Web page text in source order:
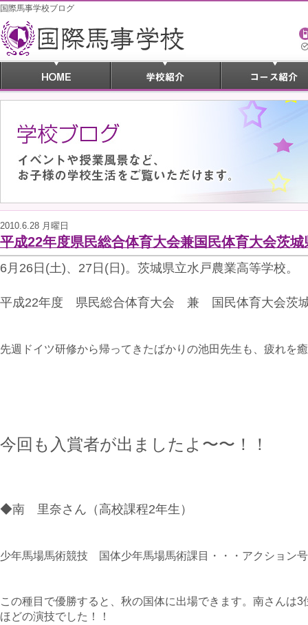
国際馬事学校ブログ
2010.6.28 月曜日
平成22年度県民総合体育大会兼国民体育大会茨
6月26日(土)、27日(日)。茨城県立水戸農業高等学校。
平成22年度 県民総合体育大会 兼 国民体育大会茨城
先週ドイツ研修から帰ってきたばかりの池田先生も、疲れを
今回も入賞者が出ましたよ〜〜！！
◆南 里奈さん（高校課程2年生）
少年馬場馬術競技 国体少年馬場馬術課目・・・アクショ
この種目で優勝すると、秋の国体に出場できます。南さんは
ほどの演技でした！！